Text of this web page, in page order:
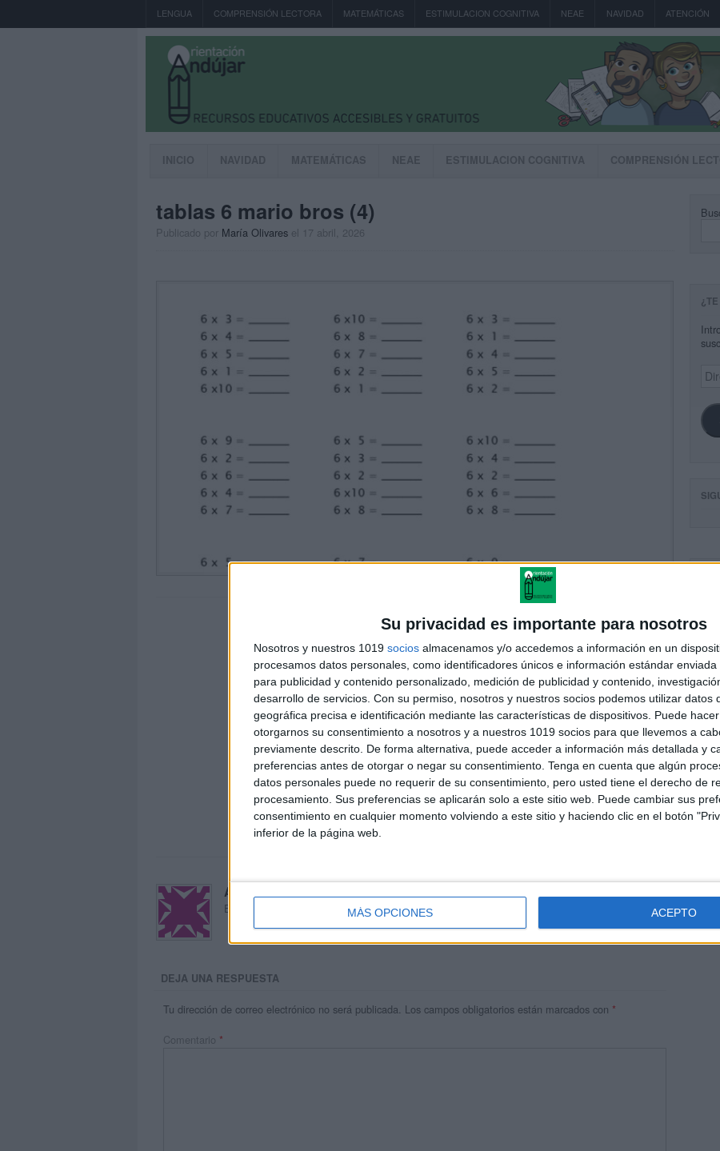
Su privacidad es importante para nosotros
Nosotros y nuestros 1019 socios almacenamos y/o accedemos a información en un
procesamos datos personales, como identificadores únicos e información estándar
para publicidad y contenido personalizado, medición de publicidad y contenido,
desarrollo de servicios. Con su permiso, nosotros y nuestros socios podemos utilizar datos
geográfica precisa e identificación mediante las características de dispositivos. Puede
otorgarnos su consentimiento a nosotros y a nuestros 1019 socios para que llevemos a
previamente descrito. De forma alternativa, puede acceder a información más detallada y
preferencias antes de otorgar o negar su consentimiento. Tenga en cuenta que algún
datos personales puede no requerir de su consentimiento, pero usted tiene el derecho de
procesamiento. Sus preferencias se aplicarán solo a este sitio web. Puede cambiar sus
consentimiento en cualquier momento volviendo a este sitio y haciendo clic en el botón
inferior de la página web.
MÁS OPCIONES ACEPTO
LENGUA COMPRENSIÓN LECTORA MATEMÁTICAS ESTIMULACION COGNITIVA NEAE NAVIDAD ATENCIÓN
INICIO NAVIDAD MATEMÁTICAS NEAE ESTIMULACION COGNITIVA COMPRENSIÓN
tablas 6 mario bros (4)
Publicado por María Olivares el 17 abril, 2026
Acerca de María Olivares
El autor no ha proporcionado ninguna información.
DEJA UNA RESPUESTA
Tu dirección de correo electrónico no será publicada. Los campos obligatorios están marcados con *
Comentario *
de